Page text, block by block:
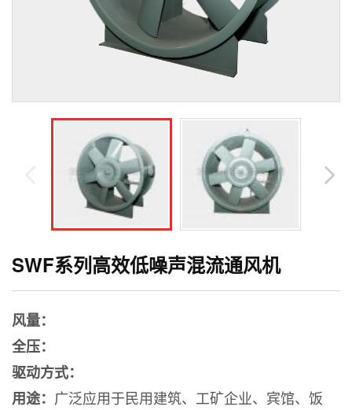
SWF系列高效低噪声混流通风机
风量：
全压：
驱动方式：
用途： 广泛应用于民用建筑、工矿企业、宾馆、饭